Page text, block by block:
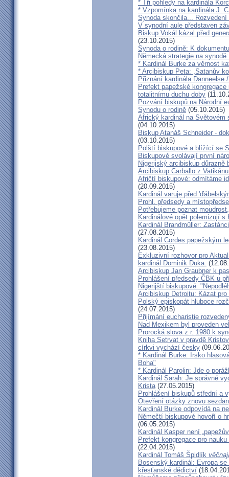
* Tři pohledy na kardinála
* Vzpomínka na kardinála J.
Synoda skončila...
V synodní aule představen
Biskup Vokál kázal před
(23.10.2015)
Synoda o rodině: K
Německá strategie na
* Kardinál Burke za věrnost
* Arcibiskup Peta: ,Satanův
Přiznání kardinála Danneelse
Prefekt papežské
totalitnímu duchu doby
Pozvání biskupů na Národní
Synodu o rodině (05.10.2015)
Africký kardinál na Světovém
(04.10.2015)
Biskup Atanáš Schneider -
(03.10.2015)
Polští biskupové a blížící se
Biskupové svolávají první
Nigerijský arcibiskup důrazně
Arcibiskup Carballo z
Afričtí biskupové: odmítáme
(20.09.2015)
Kardinál varuje před
Prohl. předsedy a
Potřebujeme poznat
Kardinálové opět polemizují
Kardinál Brandmüller:
(27.08.2015)
Kardinál Cordes papežským
(23.08.2015)
Exkluzivní rozhovor pro
kardinál Dominik Duka.
Arcibiskup Jan Graubner k
Prohlášení předsedy ČBK u
Nigerijští biskupové:
Arcibiskup Detroitu: Kázat
Polský episkopát hluboce
(24.07.2015)
Přijímání eucharistie
Nad Mexikem byl proveden
Prorocká slova z r. 1980 k
Kniha Setrvat v pravdě
církvi vychází česky
* Kardinál Burke: Irsko
Boha"
* Kardinál Parolin: Jde o
Kardinál Sarah: Je správné
Krista(27.05.2015)
Prohlášení biskupů střední a
Otevření otázky znovu
Kardinál Burke odpovídá na
Němečtí biskupové hovoří o
(06.05.2015)
Kardinál Kasper není
Prefekt kongregace pro
(22.04.2015)
Kardinál Tomáš Špidlík
Bosenský kardinál: Evropa
křesťanské dědictví